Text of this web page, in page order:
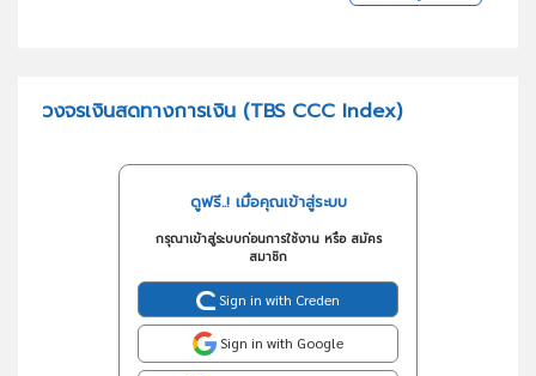
วงจรเงินสดทางการเงิน (TBS CCC Index)
ดูฟรี..! เมื่อคุณเข้าสู่ระบบ
กรุณาเข้าสู่ระบบก่อนการใช้งาน หรือ สมัคร
สมาชิก
Sign in with Creden
Sign in with Google